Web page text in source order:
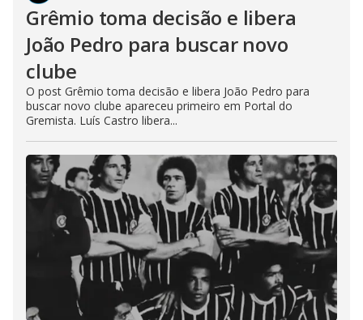
Grêmio toma decisão e libera
João Pedro para buscar novo
clube
O post Grêmio toma decisão e libera João Pedro para
buscar novo clube apareceu primeiro em Portal do
Gremista. Luís Castro libera...